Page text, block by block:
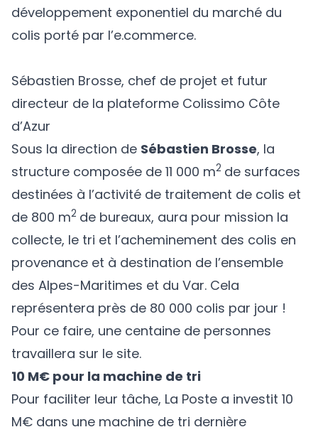
développement exponentiel du marché du
colis porté par l’e.commerce.
Sébastien Brosse, chef de projet et futur
directeur de la plateforme Colissimo Côte
d’Azur
Sous la direction de Sébastien Brosse, la
structure composée de 11 000 m2 de surfaces
destinées à l’activité de traitement de colis et
de 800 m2 de bureaux, aura pour mission la
collecte, le tri et l’acheminement des colis en
provenance et à destination de l’ensemble
des Alpes-Maritimes et du Var. Cela
représentera près de 80 000 colis par jour !
Pour ce faire, une centaine de personnes
travaillera sur le site.
10 M€ pour la machine de tri
Pour faciliter leur tâche, La Poste a investit 10
M€ dans une machine de tri dernière